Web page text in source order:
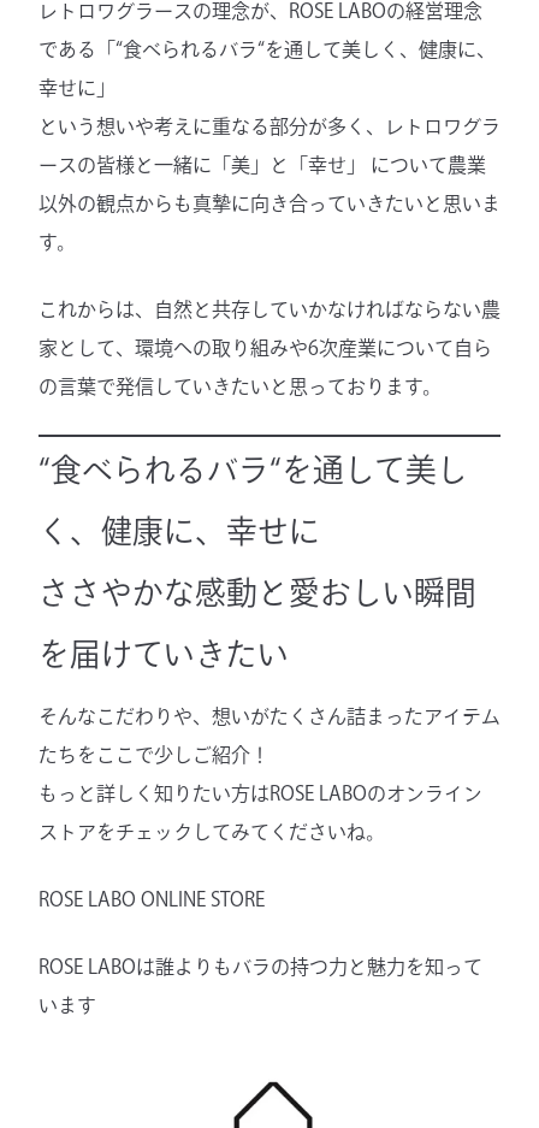
レトロワグラースの理念が、ROSE LABOの経営理念
である「“食べられるバラ“を通して美しく、健康に、
幸せに」
という想いや考えに重なる部分が多く、レトロワグラ
ースの皆様と一緒に「美」と「幸せ」 について農業
以外の観点からも真摯に向き合っていきたいと思いま
す。
これからは、自然と共存していかなければならない農
家として、環境への取り組みや6次産業について自ら
の言葉で発信していきたいと思っております。
“食べられるバラ“を通して美し
く、健康に、幸せに
ささやかな感動と愛おしい瞬間
を届けていきたい
そんなこだわりや、想いがたくさん詰まったアイテム
たちをここで少しご紹介！
もっと詳しく知りたい方はROSE LABOのオンライン
ストアをチェックしてみてくださいね。
ROSE LABO ONLINE STORE
ROSE LABOは誰よりもバラの持つ力と魅力を知って
います